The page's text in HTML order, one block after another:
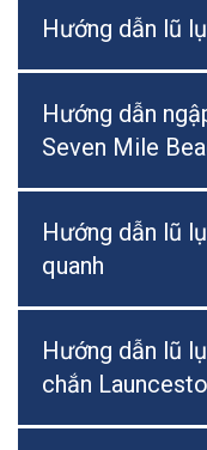
Hướng dẫn lũ
Hướng dẫn
Seven Mile
Hướng dẫn lũ
quanh
Hướng dẫn lũ
chắn